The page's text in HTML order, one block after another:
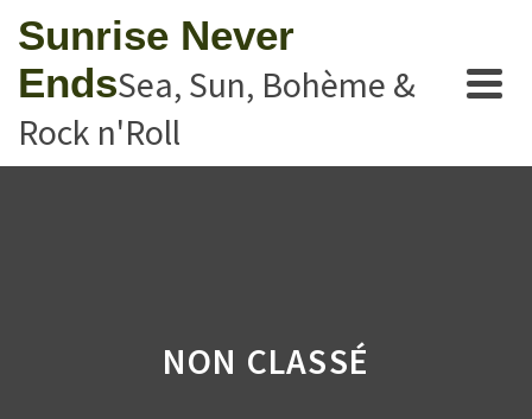
Sunrise Never
EndsSea, Sun, Bohème &
Rock n'Roll
NON CLASSÉ